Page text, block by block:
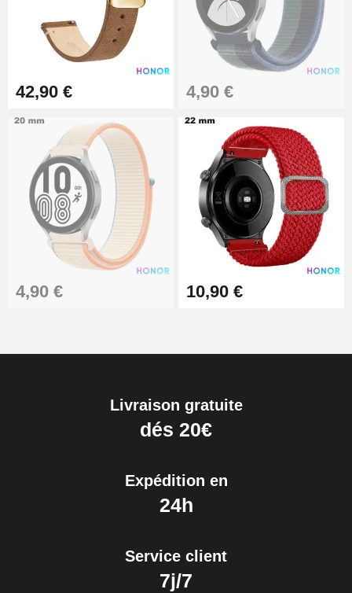
Extracteur de Bracelet de
Montre Facile
17,90 €
42,90 € 4,90 €
4,90 € 10,90 €
Livraison gratuite
dés 20€
Expédition en
24h
Service client
7j/7